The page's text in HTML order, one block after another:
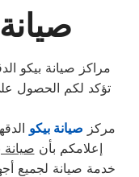
مراكز صيانة بيكو
تؤكد لكم الحصول
مركز صيانة بيكو
إعلامكم بأن صيانة
خدمة صيانة لجميع